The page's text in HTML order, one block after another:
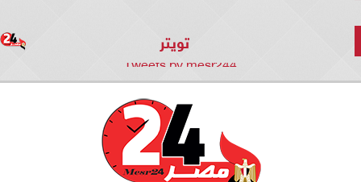
تويتر
Tweets by mesr244